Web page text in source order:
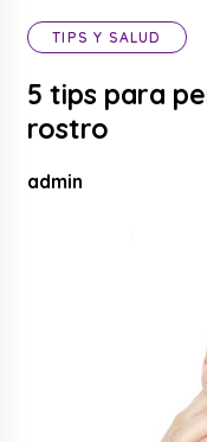
TIPS Y SALUD
5 tips para
rostro
admin